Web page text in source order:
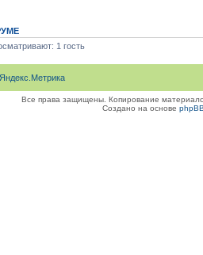
1 гость
Все права защищены. Копирование
Создано на основе